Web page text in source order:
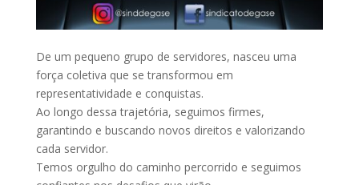
De um pequeno grupo de servidores, nasceu uma
força coletiva que se transformou em
representatividade e conquistas.
Ao longo dessa trajetória, seguimos firmes,
garantindo e buscando novos direitos e valorizando
cada servidor.
Temos orgulho do caminho percorrido e seguimos